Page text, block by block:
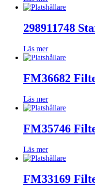
298911748
Läs mer
FM36682
Läs mer
FM35746
Läs mer
FM33169